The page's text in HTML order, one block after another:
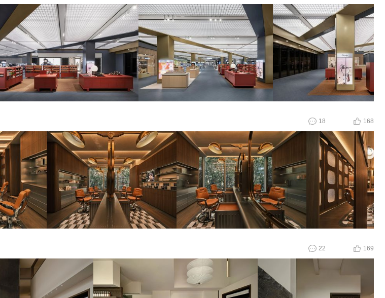
18 168
22 169